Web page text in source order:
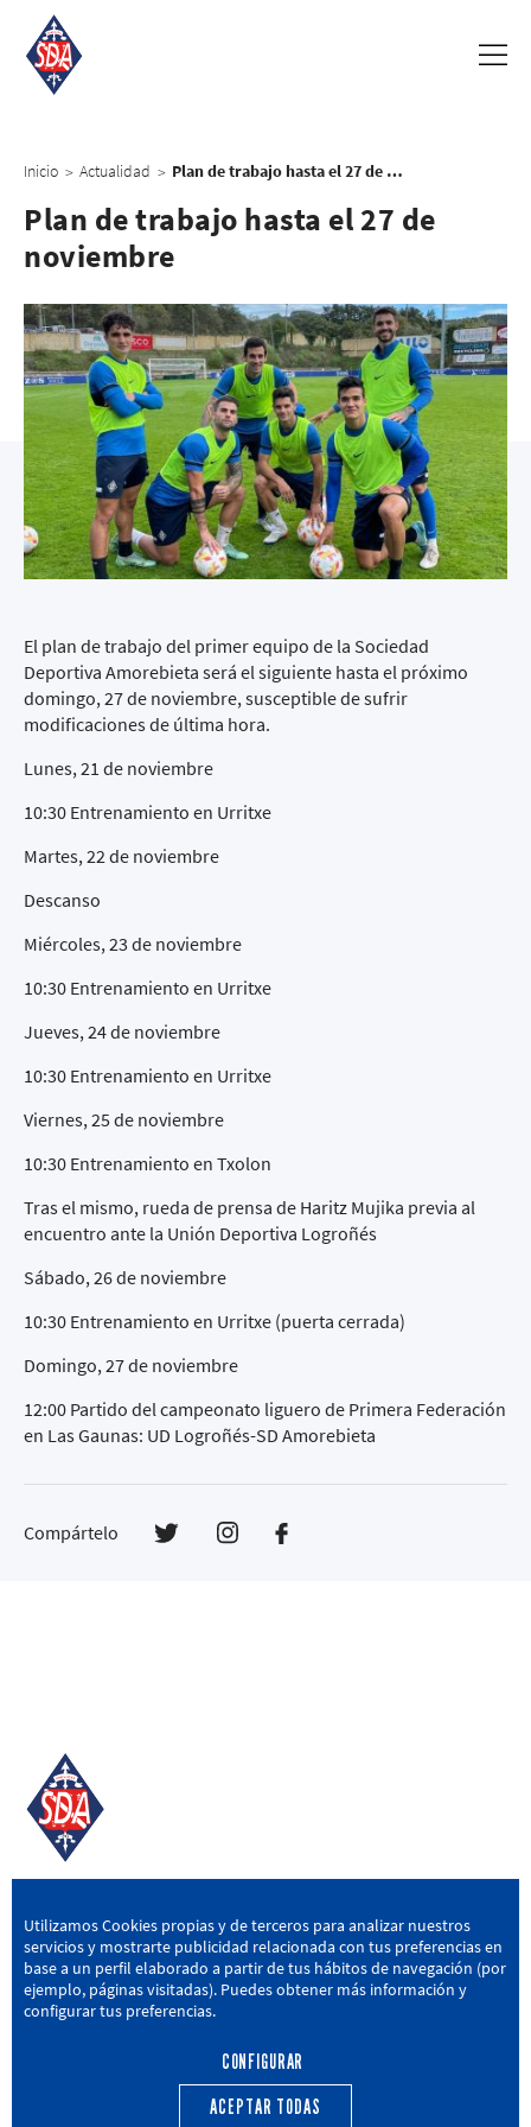
Inicio > Actualidad > Plan de trabajo hasta el 27 de noviembre
Plan de trabajo hasta el 27 de
noviembre
El plan de trabajo del primer equipo de la Sociedad
Deportiva Amorebieta será el siguiente hasta el próximo
domingo, 27 de noviembre, susceptible de sufrir
modificaciones de última hora.
Lunes, 21 de noviembre
10:30 Entrenamiento en Urritxe
Martes, 22 de noviembre
Descanso
Miércoles, 23 de noviembre
10:30 Entrenamiento en Urritxe
Jueves, 24 de noviembre
10:30 Entrenamiento en Urritxe
Viernes, 25 de noviembre
10:30 Entrenamiento en Txolon
Tras el mismo, rueda de prensa de Haritz Mujika previa al
encuentro ante la Unión Deportiva Logroñés
Sábado, 26 de noviembre
10:30 Entrenamiento en Urritxe (puerta cerrada)
Domingo, 27 de noviembre
12:00 Partido del campeonato liguero de Primera Federación
en Las Gaunas: UD Logroñés-SD Amorebieta
Compártelo
SD AMOREBIETA
San Miguel Kalea, 16, 48340 Amorebieta, Bizkaia
946 604 751 | sda@sdamorebieta.eus
CANTERA ACTUALIDAD
Utilizamos Cookies propias y de terceros para analizar nuestros
servicios y mostrarte publicidad relacionada con tus preferencias en
base a un perfil elaborado a partir de tus hábitos de navegación (por
ejemplo, páginas visitadas). Puedes obtener más información y
configurar tus preferencias.
CONFIGURAR
ACEPTAR TODAS